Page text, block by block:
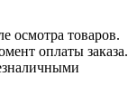
осмотра товаров.
оплаты заказа.